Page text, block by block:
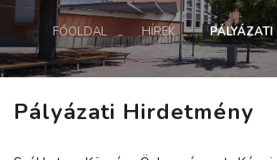
FŐOLDAL HÍREK
Pályázati Hirdetmény